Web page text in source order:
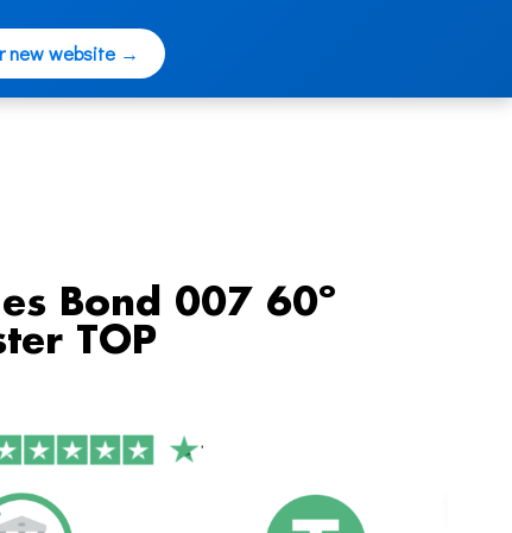
new website →
Bond 007 60º
TOP